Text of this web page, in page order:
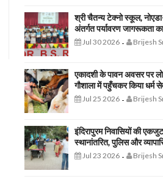
श्री चैतन्य टेक्नो स्कूल,
अंतर्गत पर्यावरण जागरूकता
Jul 30 2026- Brijesh
एकादशी के पावन अवसर पर
गौशाला में पहुँचकर किया धर्म
Jul 25 2026- Brijesh
इंदिरापुरम निवासियों की
स्थानांतरित, पुलिस और
Jul 23 2026- Brijesh